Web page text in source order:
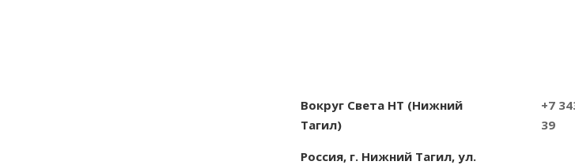
Вокруг Света НТ (Нижний
Тагил)
Россия, г. Нижний Тагил, ул.
+7
39